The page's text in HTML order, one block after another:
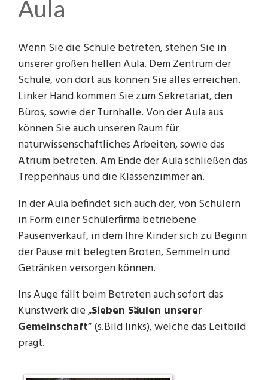
Aula
Wenn Sie die Schule betreten, stehen Sie in
unserer großen hellen Aula. Dem Zentrum der
Schule, von dort aus können Sie alles erreichen.
Linker Hand kommen Sie zum Sekretariat, den
Büros, sowie der Turnhalle. Von der Aula aus
können Sie auch unseren Raum für
naturwissenschaftliches Arbeiten, sowie das
Atrium betreten. Am Ende der Aula schließen das
Treppenhaus und die Klassenzimmer an.
In der Aula befindet sich auch der, von Schülern
in Form einer Schülerfirma betriebene
Pausenverkauf, in dem Ihre Kinder sich zu Beginn
der Pause mit belegten Broten, Semmeln und
Getränken versorgen können.
Ins Auge fällt beim Betreten auch sofort das
Kunstwerk die „Sieben Säulen unserer
Gemeinschaft“ (s.Bild links), welche das Leitbild
prägt.
Klasse 9a
Klasse 10aM
Klasse 10bM
Musik
Pausenhof
WG Raum
Schulsanitäter
Tanzkurs
Schulamt (extern)
Zeitungsberichte
Anfahrt
Archiv